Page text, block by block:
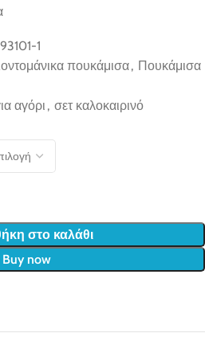
1
πουκάμισα, Πουκάμισα
αγόρι , σετ καλοκαιρινό
στο καλάθι
Buy now